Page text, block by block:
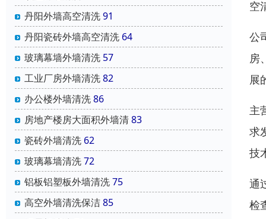
丹阳外墙高空清洗91
丹阳瓷砖外墙高空清洗 64
玻璃幕墙外墙清洗 57
工业厂房外墙清洗82
办公楼外墙清洗86
房地产楼房大面积外墙清83
瓷砖外墙清洗 62
玻璃幕墙清洗72
铝板铝塑板外墙清洗75
高空外墙清洗保洁85
空
公
房
展
主
求
技
通
检